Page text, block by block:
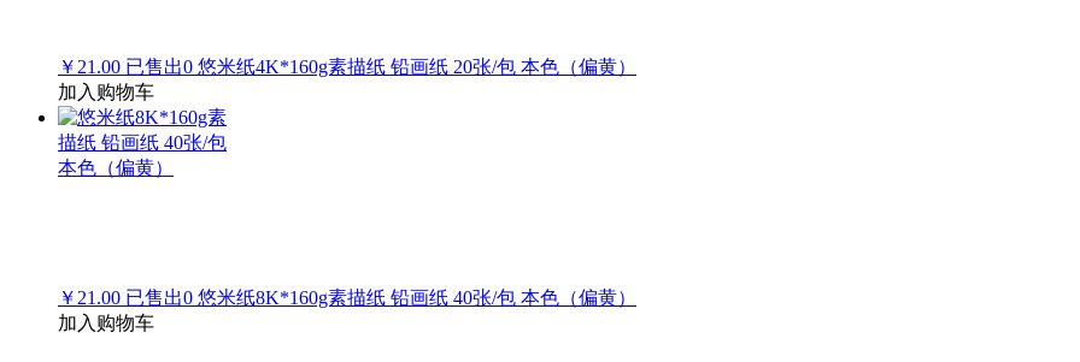
￥21.00 已售出0 悠米纸4K*160g素描纸 铅画纸 20张/包 本色（偏黄）
加入购物车
￥21.00 已售出0 悠米纸8K*160g素描纸 铅画纸 40张/包 本色（偏黄）
加入购物车